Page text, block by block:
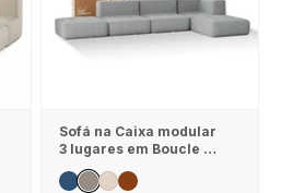
Sofá na Caixa modular
3 lugares em Boucle - 1
Braço com 2 Chaises -
Cinza